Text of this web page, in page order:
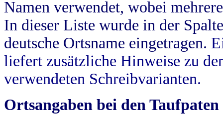
Namen verwendet, wobei
In dieser Liste wurde in der
deutsche Ortsname eingetragen.
liefert zusätzliche Hinweise zu
verwendeten Schreibvarianten.
Ortsangaben bei den Taufpaten